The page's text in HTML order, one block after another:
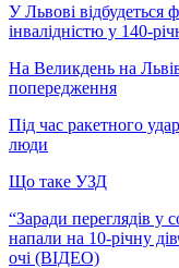
У Львові
інвалідністю у 140-
На Великдень на
попередження
Під час ракетного
люди
Що таке УЗД
“Заради переглядів у
напали на 10-річну
очі (ВІДЕО)